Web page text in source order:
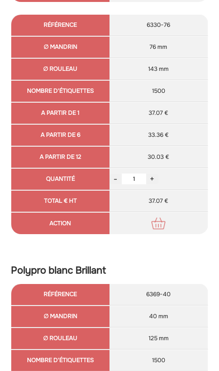
6330-76
76 mm
143 mm
1500
37.07 €
33.36 €
30.03 €
- +
37.07 €
Polypro blanc Brillant
Référence
partir partir
6369-40
40 mm
125 mm
1500